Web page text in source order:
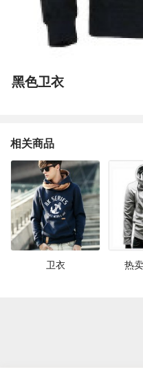
黑色卫衣
相关商品
卫衣 热